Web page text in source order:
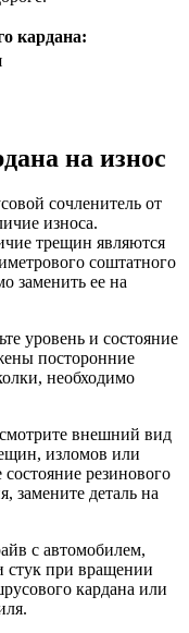
кардана:
на износ
сочленитель от
износа.
трещин являются
соштатного
заменить ее на
уровень и состояние
посторонние
необходимо
внешний вид
изломов или
резинового
замените деталь на
с автомобилем,
при вращении
кардана или